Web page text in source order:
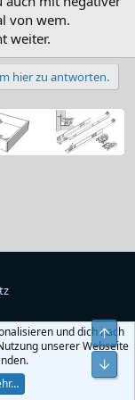
von wem.
weiter.
hier zu antworten.
und dich nach
unserer Webseite